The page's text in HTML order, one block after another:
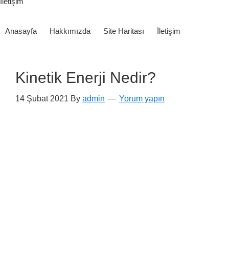
Anasayfa Hakkımızda Site Haritası İletişim
Kinetik Enerji Nedir?
14 Şubat 2021 By admin Yorum yapın